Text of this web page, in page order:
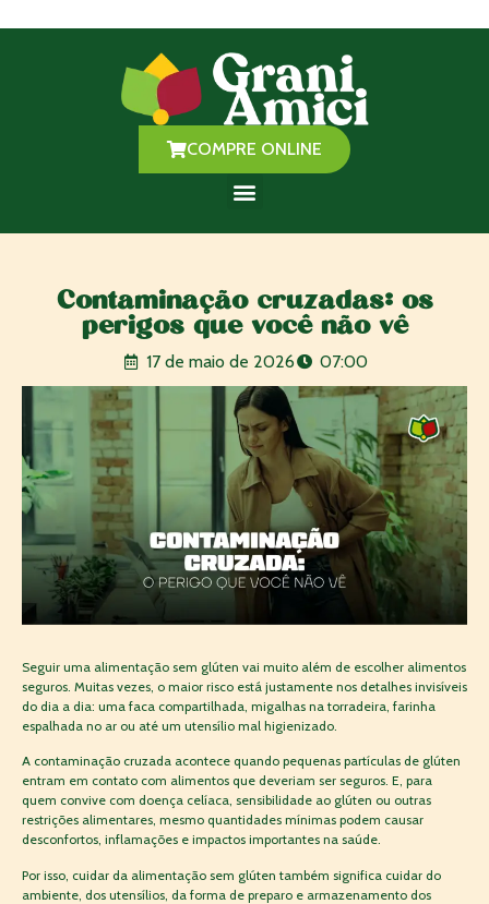
pelo Brasil!Saiba mais aqui
COMPRE ONLINE
Contaminação cruzadas: os
perigos que você não vê
17 de maio de 2026 07:00
Seguir uma alimentação sem glúten vai muito além de escolher alimentos
seguros. Muitas vezes, o maior risco está justamente nos detalhes invisíveis
do dia a dia: uma faca compartilhada, migalhas na torradeira, farinha
espalhada no ar ou até um utensílio mal higienizado.
A contaminação cruzada acontece quando pequenas partículas de glúten
entram em contato com alimentos que deveriam ser seguros. E, para
quem convive com doença celíaca, sensibilidade ao glúten ou outras
restrições alimentares, mesmo quantidades mínimas podem causar
desconfortos, inflamações e impactos importantes na saúde.
Por isso, cuidar da alimentação sem glúten também significa cuidar do
ambiente, dos utensílios, da forma de preparo e armazenamento dos